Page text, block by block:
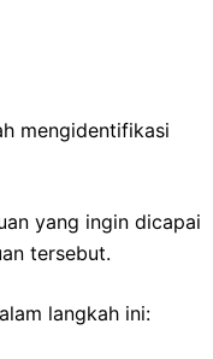
mengidentifikasi
yang ingin dicapai
tersebut.
langkah ini: